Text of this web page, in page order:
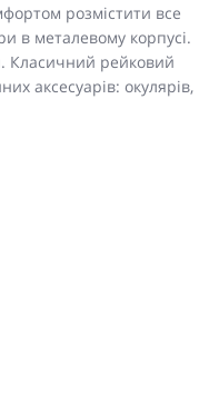
розмістити все
в металевому корпусі.
Класичний рейковий
аксесуарів: окулярів,